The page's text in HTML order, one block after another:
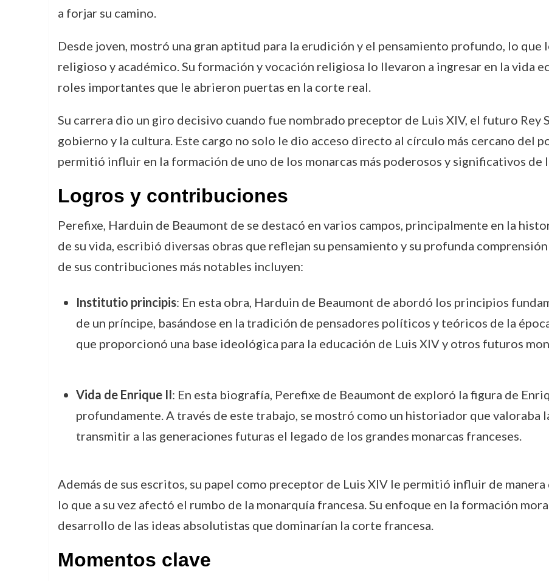
a forjar su camino.
Desde joven, mostró una gran aptitud para la erudición y el pensamiento profundo, lo
religioso y académico. Su formación y vocación religiosa lo llevaron a ingresar en la vida
roles importantes que le abrieron puertas en la corte real.
Su carrera dio un giro decisivo cuando fue nombrado preceptor de Luis XIV, el futuro Rey
gobierno y la cultura. Este cargo no solo le dio acceso directo al círculo más cercano del
permitió influir en la formación de uno de los monarcas más poderosos y significativos de
Logros y contribuciones
Perefixe, Harduin de Beaumont de se destacó en varios campos, principalmente en la
de su vida, escribió diversas obras que reflejan su pensamiento y su profunda
de sus contribuciones más notables incluyen:
Institutio principis: En esta obra, Harduin de Beaumont de abordó los principios
de un príncipe, basándose en la tradición de pensadores políticos y teóricos de la
que proporcionó una base ideológica para la educación de Luis XIV y otros futuros
Vida de Enrique II: En esta biografía, Perefixe de Beaumont de exploró la figura de
profundamente. A través de este trabajo, se mostró como un historiador que valoraba
transmitir a las generaciones futuras el legado de los grandes monarcas franceses.
Además de sus escritos, su papel como preceptor de Luis XIV le permitió influir de
lo que a su vez afectó el rumbo de la monarquía francesa. Su enfoque en la formación
desarrollo de las ideas absolutistas que dominarían la corte francesa.
Momentos clave